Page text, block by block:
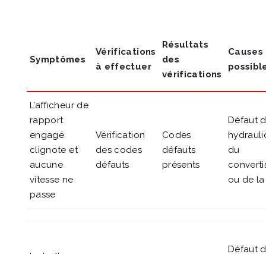
Symptômes
Vérifications
à effectuer
Résultats
des
vérifications
Causes
L’afficheur de
rapport
engagé
clignote et
aucune
vitesse ne
passe
Vérification
des codes
défauts
Codes
défauts
présents
Défaut
du
ou de
Défaut